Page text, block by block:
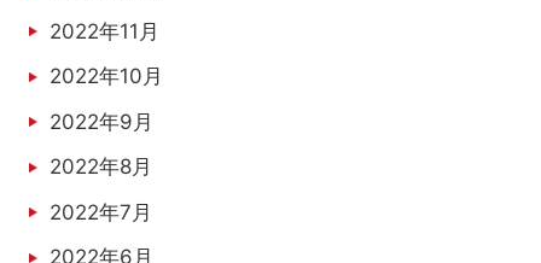
2022年11月
2022年10月
2022年9月
2022年8月
2022年7月
2022年6月